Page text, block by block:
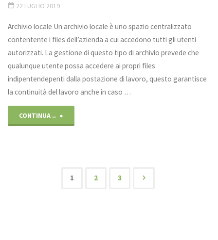
22 LUGLIO 2019
Archivio locale Un archivio locale è uno spazio centralizzato
contentente i files dell’azienda a cui accedono tutti gli utenti
autorizzati. La gestione di questo tipo di archivio prevede che
qualunque utente possa accedere ai propri files
indipentendepenti dalla postazione di lavoro, questo garantisce
la continuità del lavoro anche in caso …
CONTINUA ..
1 2 3